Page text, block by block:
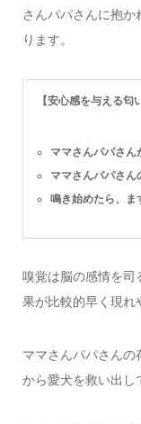
さんパパさんに抱
ります。
【安心感を与える匂
ママさんパパさん
ママさんパパさん
鳴き始めたら、ま
嗅覚は脳の感情を司
果が比較的早く現れ
ママさんパパさんの
から愛犬を救い出し